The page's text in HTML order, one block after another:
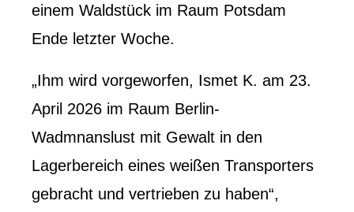
einem Waldstück im Raum Potsdam
Ende letzter Woche.
„Ihm wird vorgeworfen, Ismet K. am 23.
April 2026 im Raum Berlin-
Wadmnanslust mit Gewalt in den
Lagerbereich eines weißen Transporters
gebracht und vertrieben zu haben“,